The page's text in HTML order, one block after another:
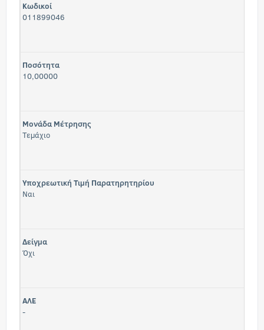
Κωδικοί
011899046
Ποσότητα
10,00000
Μονάδα Μέτρησης
Τεμάχιο
Υποχρεωτική Τιμή Παρατηρητηρίου
Ναι
Δείγμα
Όχι
ΑΛΕ
-